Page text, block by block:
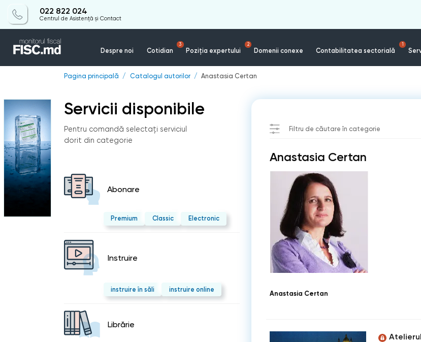
022 822 024
Centrul de Asistență și Contact
Despre noi Cotidian
3
Poziția expertului
2
Domenii conexe Contabilitatea sectorială
1
Pagina principală Catalogul autorilor Anastasia Certan
Servicii disponibile
Pentru comandă selectați serviciul
dorit din categorie
Abonare
Premium Classic Electronic
Instruire
instruire în săli instruire online
Librărie
Filtru de căutare în categorie
Anastasia Certan
Anastasia Certan